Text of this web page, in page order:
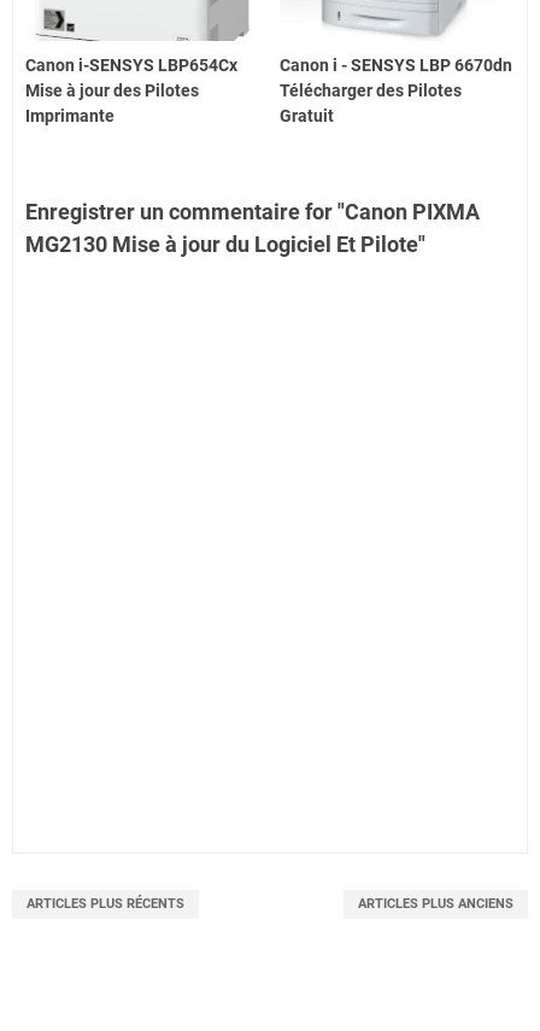
Canon i-SENSYS LBP654Cx
Mise à jour des Pilotes
Imprimante
Canon i - SENSYS LBP 6670dn
Télécharger des Pilotes
Gratuit
Enregistrer un commentaire for "Canon PIXMA
MG2130 Mise à jour du Logiciel Et Pilote"
ARTICLES PLUS RÉCENTS ARTICLES PLUS ANCIENS